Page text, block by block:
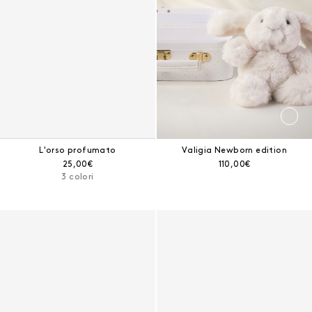
L'orso profumato
Prezzo corrente:
25,00€
3 colori
Valigia Newborn edition
Prezzo corrente:
110,00€